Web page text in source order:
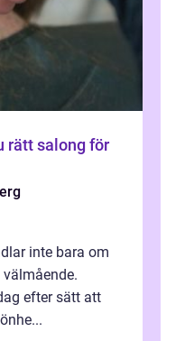
inte bara om
efter sätt att